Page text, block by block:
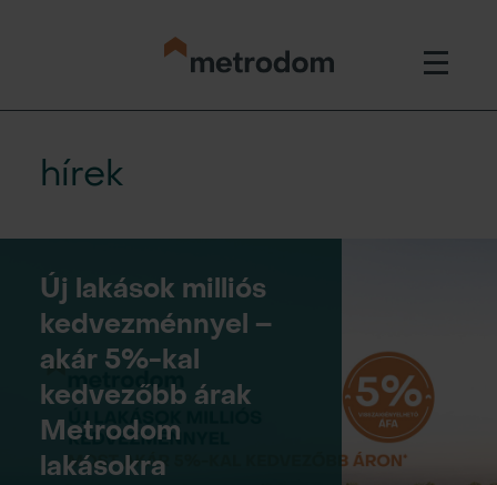
hírek
Új lakások milliós
kedvezménnyel –
akár 5%-kal
kedvezőbb árak
Metrodom
lakásokra